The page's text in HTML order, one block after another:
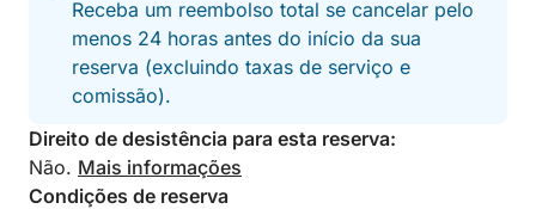
Receba um reembolso total se cancelar pelo
menos 24 horas antes do início da sua
reserva (excluindo taxas de serviço e
comissão).
Direito de desistência para esta reserva:
Não. Mais informações
Condições de reserva